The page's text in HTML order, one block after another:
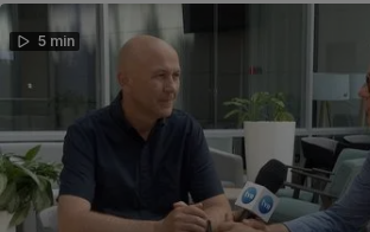
5 min